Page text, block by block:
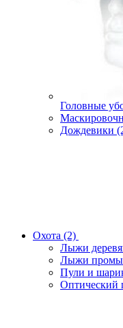
Головные
Дождевики
Охота (2)
Лыжи
Лыжи
Пули и
Оптический